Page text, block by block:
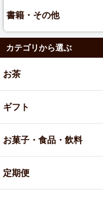
書籍・その他
カテゴリから選ぶ
お茶
ギフト
お菓子・食品・飲料
定期便